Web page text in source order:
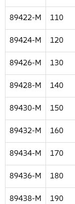
89422-M 110
89424-M 120
89426-M 130
89428-M 140
89430-M 150
89432-M 160
89434-M 170
89436-M 180
89438-M 190